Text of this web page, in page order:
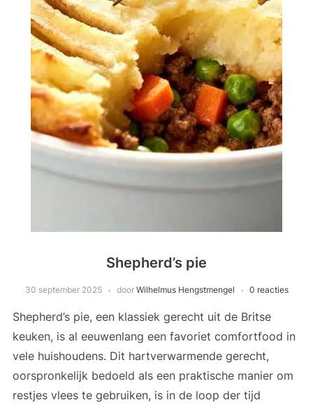
Shepherd’s pie
30 september 2025 door Wilhelmus Hengstmengel 0 reacties
Shepherd’s pie, een klassiek gerecht uit de Britse
keuken, is al eeuwenlang een favoriet comfortfood in
vele huishoudens. Dit hartverwarmende gerecht,
oorspronkelijk bedoeld als een praktische manier om
restjes vlees te gebruiken, is in de loop der tijd